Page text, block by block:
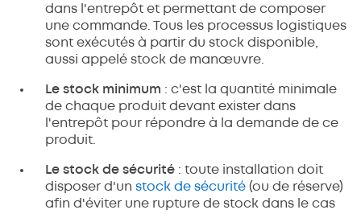
dans l'entrepôt et permettant de composer
une commande. Tous les processus logistiques
sont exécutés à partir du stock disponible,
aussi appelé stock de manœuvre.
Le stock minimum : c'est la quantité minimale
de chaque produit devant exister dans
l'entrepôt pour répondre à la demande de ce
produit.
Le stock de sécurité : toute installation doit
disposer d'un stock de sécurité (ou de réserve)
afin d'éviter une rupture de stock dans le cas